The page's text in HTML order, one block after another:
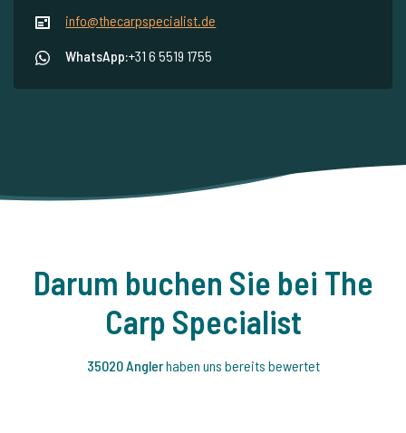
info@thecarpspecialist.de
WhatsApp:+31 6 5519 1755
Darum buchen Sie bei The
Carp Specialist
35020 Anglerhaben uns bereits bewertet